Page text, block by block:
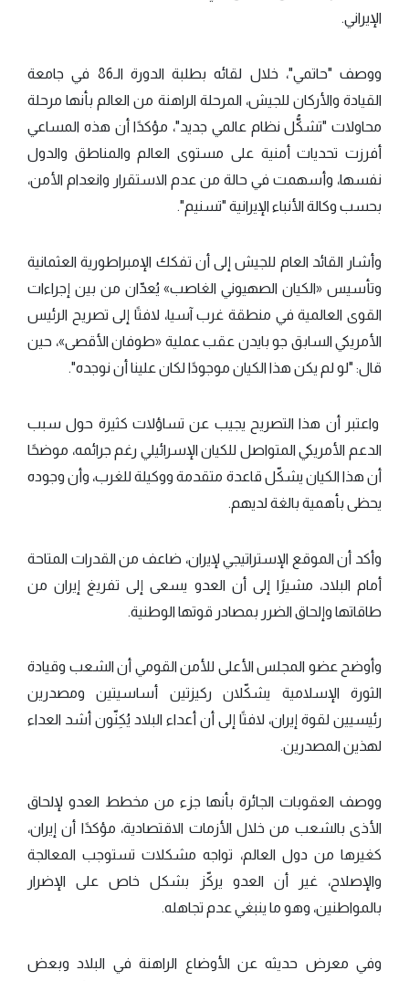
الإيراني.
ووصف "حاتمي"، خلال لقائه بطلبة الدورة الـ86 في جامعة
القيادة والأركان للجيش، المرحلة الراهنة من العالم بأنها مرحلة
محاولات "تشكُّل نظام عالمي جديد"، مؤكدًا أن هذه المساعي
أفرزت تحديات أمنية على مستوى العالم والمناطق والدول
نفسها، وأسهمت في حالة من عدم الاستقرار وانعدام الأمن،
بحسب وكالة الأنباء الإيرانية "تسنيم".
وأشار القائد العام للجيش إلى أن تفكك الإمبراطورية العثمانية
وتأسيس «الكيان الصهيوني الغاصب» يُعدّان من بين إجراءات
القوى العالمية في منطقة غرب آسيا، لافتًا إلى تصريح الرئيس
الأمريكي السابق جو بايدن عقب عملية «طوفان الأقصى»، حين
قال: "لو لم يكن هذا الكيان موجودًا لكان علينا أن نوجده".
واعتبر أن هذا التصريح يجيب عن تساؤلات كثيرة حول سبب
الدعم الأمريكي المتواصل للكيان الإسرائيلي رغم جرائمه، موضحًا
أن هذا الكيان يشكّل قاعدة متقدمة ووكيلة للغرب، وأن وجوده
يحظى بأهمية بالغة لديهم.
وأكد أن الموقع الإستراتيجي لإيران، ضاعف من القدرات المتاحة
أمام البلاد، مشيرًا إلى أن العدو يسعى إلى تفريغ إيران من
طاقاتها وإلحاق الضرر بمصادر قوتها الوطنية.
وأوضح عضو المجلس الأعلى للأمن القومي أن الشعب وقيادة
الثورة الإسلامية يشكّلان ركيزتين أساسيتين ومصدرين
رئيسيين لقوة إيران، لافتًا إلى أن أعداء البلاد يُكِنّون أشد العداء
لهذين المصدرين.
ووصف العقوبات الجائرة بأنها جزء من مخطط العدو لإلحاق
الأذى بالشعب من خلال الأزمات الاقتصادية، مؤكدًا أن إيران،
كغيرها من دول العالم، تواجه مشكلات تستوجب المعالجة
والإصلاح، غير أن العدو يركّز بشكل خاص على الإضرار
بالمواطنين، وهو ما ينبغي عدم تجاهله.
وفي معرض حديثه عن الأوضاع الراهنة في البلاد وبعض